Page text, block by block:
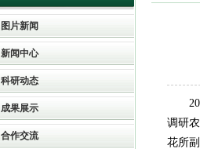
图片新闻
新闻中心
科研动态
成果展示
合作交流
调研
花所